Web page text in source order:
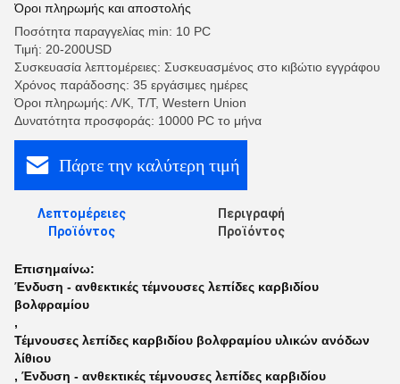
Όροι πληρωμής και αποστολής
Ποσότητα παραγγελίας min: 10 PC
Τιμή: 20-200USD
Συσκευασία λεπτομέρειες: Συσκευασμένος στο κιβώτιο εγγράφου
Χρόνος παράδοσης: 35 εργάσιμες ημέρες
Όροι πληρωμής: Λ/Κ, Τ/Τ, Western Union
Δυνατότητα προσφοράς: 10000 PC το μήνα
Πάρτε την καλύτερη τιμή
Λεπτομέρειες
Προϊόντος
Περιγραφή
Προϊόντος
Επισημαίνω:
Ένδυση - ανθεκτικές τέμνουσες λεπίδες καρβιδίου
βολφραμίου
,
Τέμνουσες λεπίδες καρβιδίου βολφραμίου υλικών ανόδων
λίθιου
, Ένδυση - ανθεκτικές τέμνουσες λεπίδες καρβιδίου